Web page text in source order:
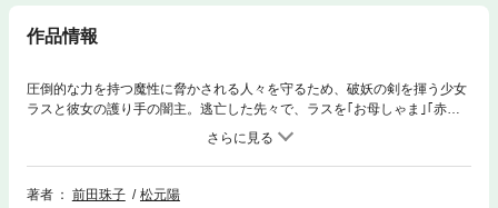
作品情報
圧倒的な力を持つ魔性に脅かされる人々を守るため、破妖の剣を揮う少女
ラスと彼女の護り手の闇主。逃亡した先々で、ラスを｢お母しゃま｣｢赤い
神さまのお姫さま｣と呼ぶ少女たちが現れる!? 愛と感動の短編集。 コバル
ト文庫｢破妖の剣｣シリーズを漫画化
著者 前田珠子
松元陽